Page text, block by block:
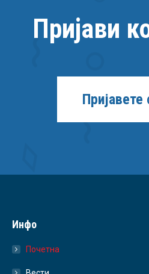
Пријави
Пријавете
Инфо
Почетна